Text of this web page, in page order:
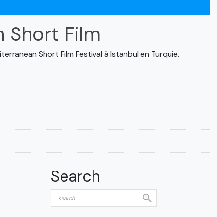
Short Film
Short Film Festival à Istanbul en Turquie.
Search